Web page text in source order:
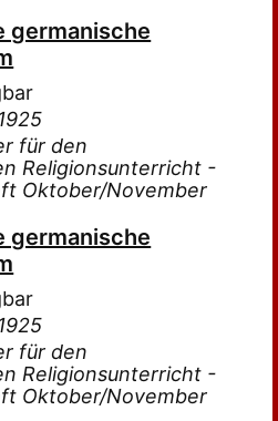
germanische
für den
Religionsunterricht -
Oktober/November
germanische
für den
Religionsunterricht -
Oktober/November